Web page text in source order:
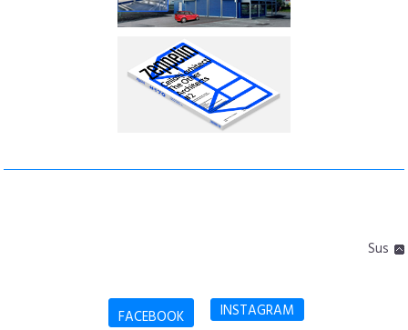
Sus
FACEBOOK INSTAGRAM